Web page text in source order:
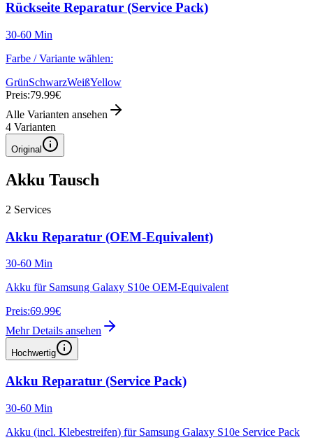
Rückseite Reparatur (Service Pack)
30-60 Min
Farbe / Variante wählen:
GrünSchwarzWeißYellow
Preis:79.99€
Alle Varianten ansehen
4 Varianten
Original
Akku Tausch
2 Services
Akku Reparatur (OEM-Equivalent)
30-60 Min
Akku für Samsung Galaxy S10e OEM-Equivalent
Preis:69.99€
Mehr Details ansehen
Hochwertig
Akku Reparatur (Service Pack)
30-60 Min
Akku (incl. Klebestreifen) für Samsung Galaxy S10e Service Pack